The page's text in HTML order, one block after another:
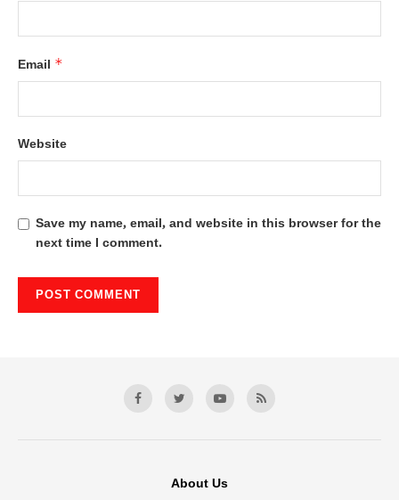
Email *
Website
Save my name, email, and website in this browser for the
next time I comment.
About Us